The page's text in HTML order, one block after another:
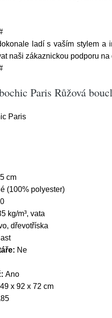
ladí s vaším stylem a
naši zákaznickou podporu
Paris Růžová
Paris
5 cm
(100% polyester)
kg/m³, vata
dřevotříska
Ne
Ano
x 92 x 72 cm